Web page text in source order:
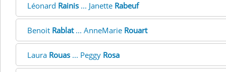
Léonard Rainis ... Janette Rabeuf
Benoit Rablat... AnneMarie Rouart
Laura Rouas ... Peggy Rosa